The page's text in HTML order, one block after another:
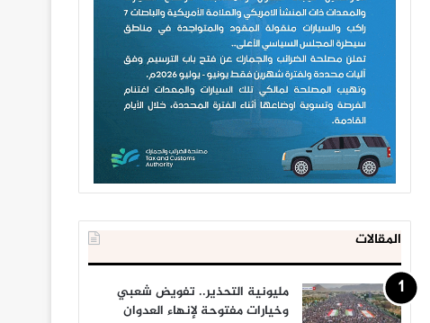
المقالات
مليونية التحذير.. تفويض شعبي
وخيارات مفتوحة لإنهاء العدوان